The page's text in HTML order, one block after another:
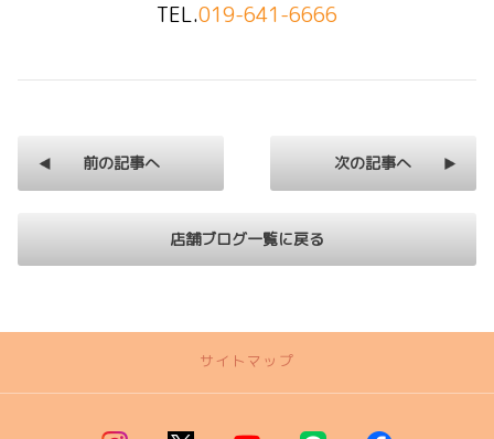
TEL.019-641-6666
前の記事へ
店舗ブログ一覧に戻る
次の記事へ
サイトマップ